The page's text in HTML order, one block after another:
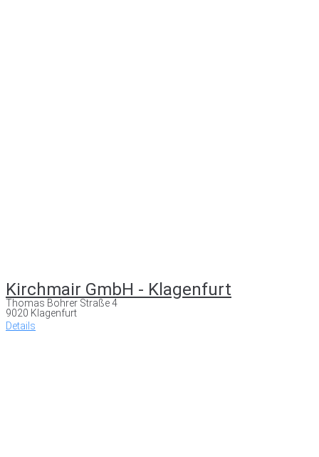
Kirchmair GmbH - Klagenfurt
Thomas Bohrer Straße 4
9020 Klagenfurt
Details